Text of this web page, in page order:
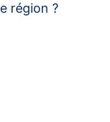
région ?